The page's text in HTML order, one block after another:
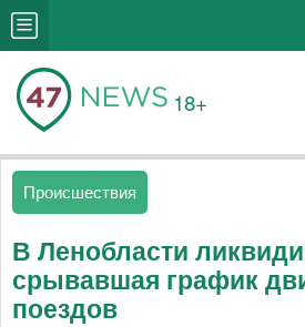
18+
Происшествия
В Ленобласти
срывавшая график
поездов